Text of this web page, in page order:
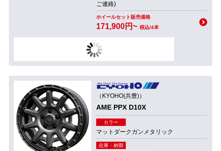
ご連絡)
ホイールセット販売価格
171,900円~ 税込/4本
（KYOHO(共豊)）
AME PPX D10X
カラー
マットダークガンメタリック
在庫・納期